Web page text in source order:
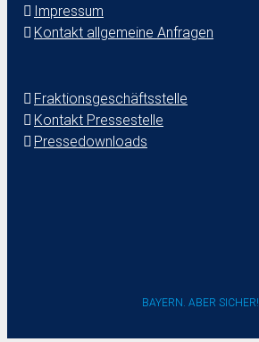
Impressum
Kontakt allgemeine Anfragen
Fraktionsgeschäftsstelle
Kontakt Pressestelle
Pressedownloads
BAYERN. ABER SICHER!